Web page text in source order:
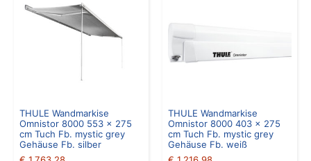
THULE Wandmarkise
Omnistor 8000 553 x 275
cm Tuch Fb. mystic grey
Gehäuse Fb. silber
THULE Wandmarkise
Omnistor 8000 403 x 275
cm Tuch Fb. mystic grey
Gehäuse Fb. weiß